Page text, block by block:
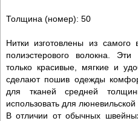
Толщина (номер): 50
Нитки изготовлены из самого
полиэстерового волокна.
только красивые, мягкие и
сделают пошив одежды
для тканей средней
использовать для
В отличии от обычных